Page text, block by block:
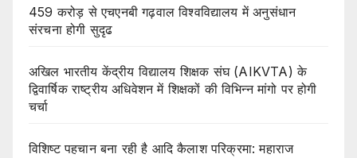
459 करोड़ से एचएनबी गढ़वाल विश्वविद्यालय में अनुसंधान
संरचना होगी सुदृढ
अखिल भारतीय केंद्रीय विद्यालय शिक्षक संघ (AIKVTA) के
द्विवार्षिक राष्ट्रीय अधिवेशन में शिक्षकों की विभिन्न मांगो पर होगी
चर्चा
विशिष्ट पहचान बना रही है आदि कैलाश परिक्रमा: महाराज